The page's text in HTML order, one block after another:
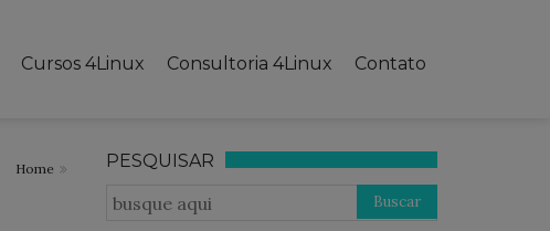
Cursos 4Linux Consultoria 4Linux Contato
Home PESQUISAR